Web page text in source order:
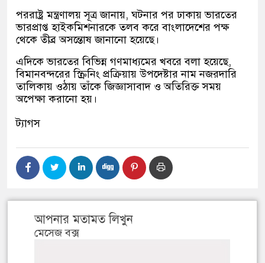
পররাষ্ট্র মন্ত্রণালয় সূত্র জানায়, ঘটনার পর ঢাকায় ভারতের
ভারপ্রাপ্ত হাইকমিশনারকে তলব করে বাংলাদেশের পক্ষ
থেকে তীব্র অসন্তোষ জানানো হয়েছে।
এদিকে ভারতের বিভিন্ন গণমাধ্যমের খবরে বলা হয়েছে,
বিমানবন্দরের স্ক্রিনিং প্রক্রিয়ায় উপদেষ্টার নাম নজরদারি
তালিকায় ওঠায় তাঁকে জিজ্ঞাসাবাদ ও অতিরিক্ত সময়
অপেক্ষা করানো হয়।
ট্যাগস
আপনার মতামত লিখুন
মেসেজ বক্স